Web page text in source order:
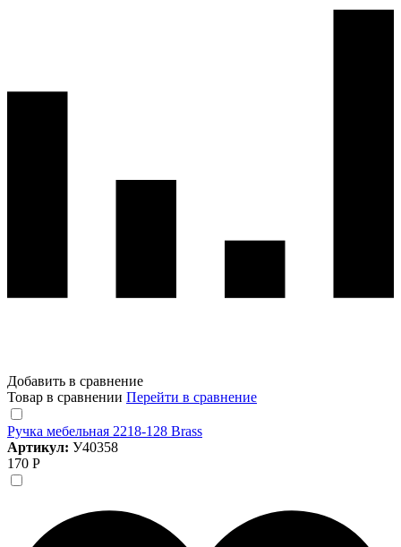
Добавить в сравнение
Товар в сравнении Перейти в сравнение
Ручка мебельная 2218-128 Brass
Артикул: У40358
170 Р